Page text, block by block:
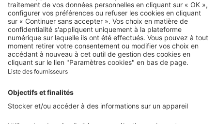
Qui sommes-nous ?
Contacter le service client
Nous rejoindre
Presse
Nos applications